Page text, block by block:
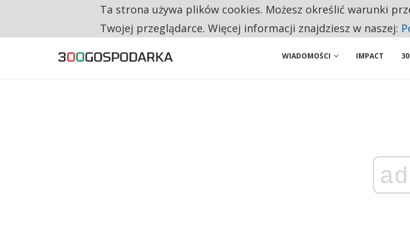
TRZECH NA CZTERECH PONOWNIE ZAŁOŻYŁOBY WŁASNĄ FIRMĘ. INNYM JUŻ TAK
WIADOMOŚCI IMPACT
ad
Ta strona używa plików cookies. Możesz określić warunki
Twojej przeglądarce. Więcej informacji znajdziesz w naszej: